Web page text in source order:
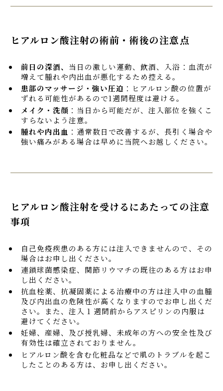
ヒアルロン酸注射の術前・術後の注意点
前日の深酒、 当日の激しい運動、飲酒、入浴：血流が
増えて腫れや内出血が悪化するため控える。
患部のマッサージ・強い圧迫 ：ヒアルロン酸の位置が
ずれる可能性があるので1週間程度は避ける。
メイク・洗顔 ：当日から可能だが、注入部位を強くこ
すらないよう注意。
腫れや内出血 ：通常数日で改善するが、長引く場合や
強い痛みがある場合は早めに当院へお越しください。
ヒアルロン酸注射を受けるにあたっての注意
事項
自己免疫疾患のある方には注入できませんので、その
場合はお申し出ください。
連鎖球菌感染症、関節リウマチの既往のある方はお申
し出ください。
抗血栓薬、抗凝固薬による治療中の方は注入中の血腫
及び内出血の危険性が高くなりますのでお申し出くだ
さい。また、注入 1 週間前からアスピリンの内服は
避けてください。
妊婦、産婦、及び授乳婦、未成年の方への安全性及び
有効性は確立されておりません。
ヒアルロン酸を含む化粧品などで肌のトラブルを起こ
したことのある方は、お申し出ください。